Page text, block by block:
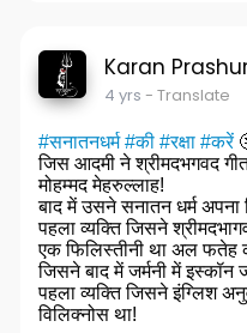
Karan
4 yrs - Translate
#सनातनधर्म #की #रक्षा #करें
जिस आदमी ने श्रीमदभगवद
मोहम्मद मेहरुल्लाह!
बाद में उसने सनातन धर्म अपना
पहला व्यक्ति जिसने
एक फिलिस्तीनी था अल फतेह
जिसने बाद में जर्मनी में इस्कॉन
पहला व्यक्ति जिसने इंग्लिश
विलिक्नोस था!